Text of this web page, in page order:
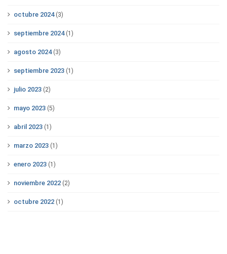
octubre 2024(3)
septiembre 2024(1)
agosto 2024(3)
septiembre 2023 (1)
julio 2023 (2)
mayo 2023 (5)
abril 2023 (1)
marzo 2023 (1)
enero 2023 (1)
noviembre 2022 (2)
octubre 2022 (1)